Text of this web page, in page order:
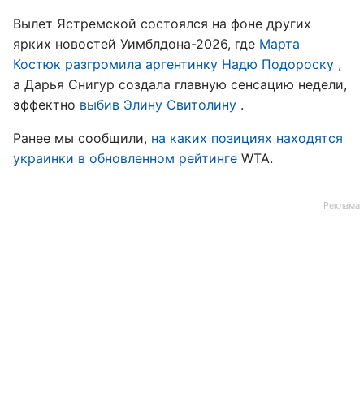
Вылет Ястремской состоялся на фоне других
ярких новостей Уимблдона-2026, где Марта
Костюк разгромила аргентинку Надю Подороску ,
а Дарья Снигур создала главную сенсацию недели,
эффектно выбив Элину Свитолину .
Ранее мы сообщили, на каких позициях находятся
украинки в обновленном рейтинге WTA.